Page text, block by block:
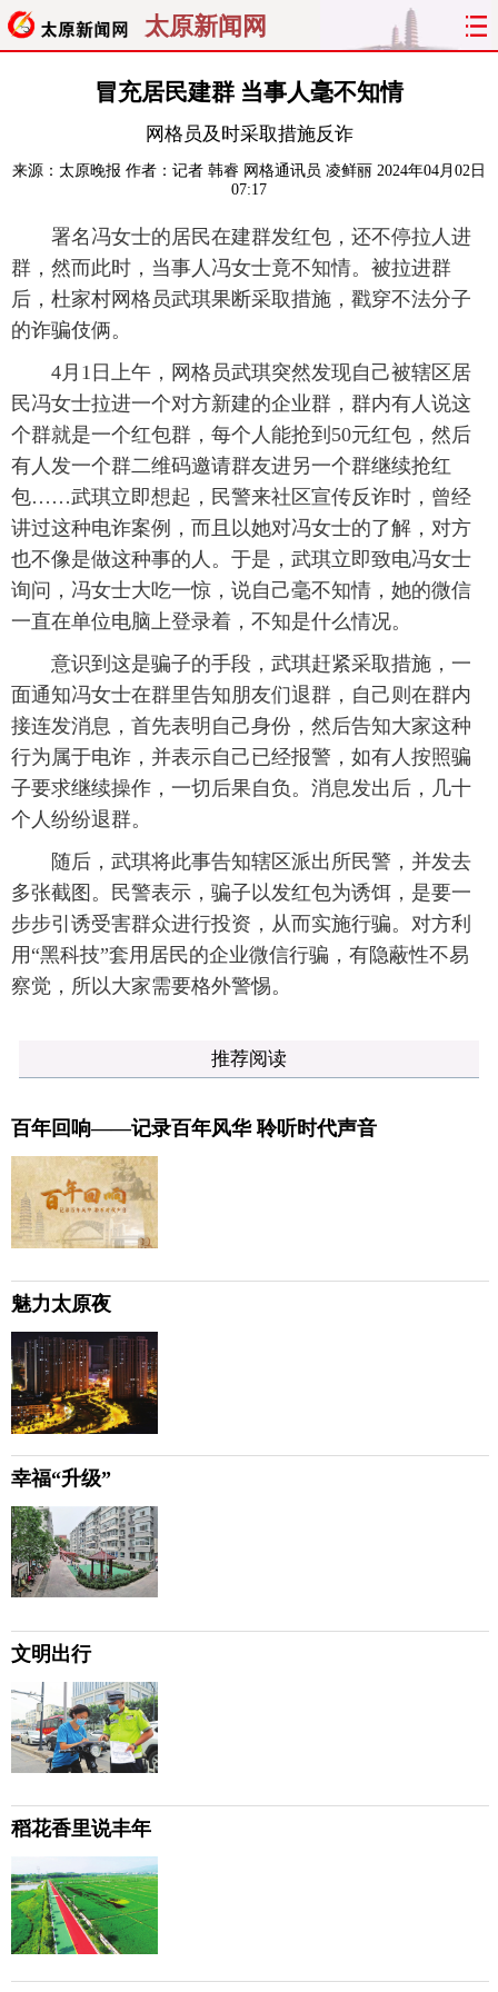
太原新闻网
聚焦 太原
关注 文明
旅游 理财 政务 教育
看天下 晋月读 最太原 网罗民生
太原日报 太原晚报 热评 社区
冒充居民建群 当事人毫不知情
网格员及时采取措施反诈
来源： 太原晚报 作者：记者 韩睿 网格通讯员 凌鲜丽 2024年04月02日
07:17
署名冯女士的居民在建群发红包，还不停拉人进
群，然而此时，当事人冯女士竟不知情。被拉进群
后，杜家村网格员武琪果断采取措施，戳穿不法分子
的诈骗伎俩。
4月1日上午，网格员武琪突然发现自己被辖区居
民冯女士拉进一个对方新建的企业群，群内有人说这
个群就是一个红包群，每个人能抢到50元红包，然后
有人发一个群二维码邀请群友进另一个群继续抢红
包……武琪立即想起，民警来社区宣传反诈时，曾经
讲过这种电诈案例，而且以她对冯女士的了解，对方
也不像是做这种事的人。于是，武琪立即致电冯女士
询问，冯女士大吃一惊，说自己毫不知情，她的微信
一直在单位电脑上登录着，不知是什么情况。
意识到这是骗子的手段，武琪赶紧采取措施，一
面通知冯女士在群里告知朋友们退群，自己则在群内
接连发消息，首先表明自己身份，然后告知大家这种
行为属于电诈，并表示自己已经报警，如有人按照骗
子要求继续操作，一切后果自负。消息发出后，几十
个人纷纷退群。
随后，武琪将此事告知辖区派出所民警，并发去
多张截图。民警表示，骗子以发红包为诱饵，是要一
步步引诱受害群众进行投资，从而实施行骗。对方利
用“黑科技”套用居民的企业微信行骗，有隐蔽性不易
察觉，所以大家需要格外警惕。
推荐阅读
百年回响——记录百年风华 聆听时代声音
魅力太原夜
幸福“升级”
文明出行
稻花香里说丰年